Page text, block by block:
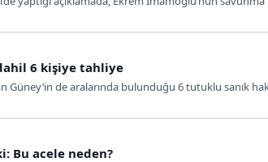
6 kişiye tahliye
Güney’in de aralarında bulunduğu 6 tutuklu sanık
Bu acele neden?